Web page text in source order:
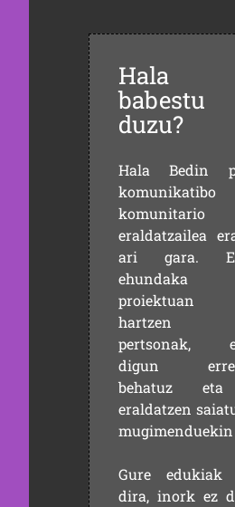
Hala
babestu
duzu?
Hala Bedin
eraldatzailea
ari gara.
ehundaka
proiektuan
hartzen
pertsonak,
digun
behatuz
eraldatzen
mugimenduekin
Gure edukiak
dira, inork ez